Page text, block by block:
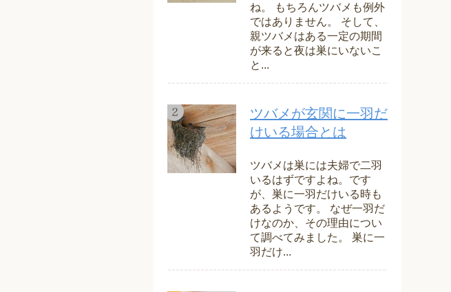
ね。 もちろんツバメも例外
ではありません。 そして、
親ツバメはある一定の期間
が来ると夜は巣にいないこ
と...
ツバメが玄関に一羽だ
けいる場合とは
ツバメは巣には夫婦で二羽
いるはずですよね。です
が、巣に一羽だけいる時も
あるようです。 なぜ一羽だ
けなのか、その理由につい
て調べてみました。 巣に一
羽だけ...